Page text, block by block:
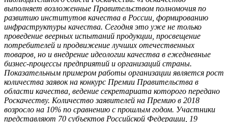
выполняет возложенные Правительством полномочия по
развитию институтов качества в России, формированию
инфраструктуры качества. Сегодня это уже не только
проведение веерных испытаний продукции, просвещение
потребителей и продвижение лучших отечественных
товаров, но и внедрение идеологии качества в ежедневные
бизнес-процессы предприятий и организаций страны.
Показательным примером работы организации является рост
количества заявок на конкурс Премии Правительства в
области качества, ведение секретариата которого передано
Роскачеству. Количество заявителей на Премию в 2018
возросло на 10% по сравнению с прошлым годом. Участники
представляют 70 субъектов Российской Федерации, 19